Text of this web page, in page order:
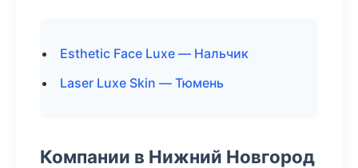
Esthetic Face Luxe — Нальчик
Laser Luxe Skin — Тюмень
Компании в Нижний Новгород